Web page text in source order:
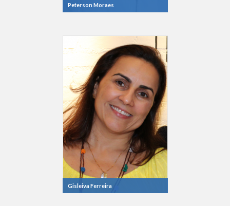
Peterson Moraes
Gisleiva Ferreira